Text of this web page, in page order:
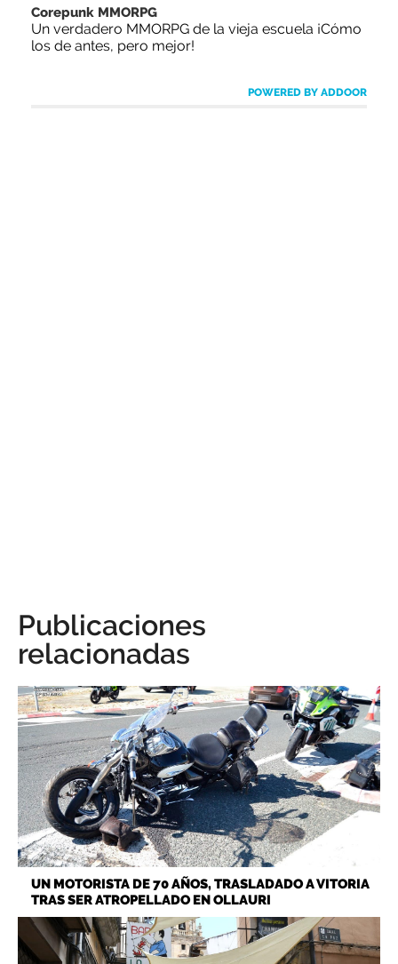
Corepunk MMORPG
Un verdadero MMORPG de la vieja escuela ¡Cómo
los de antes, pero mejor!
POWERED BY ADDOOR
Publicaciones
relacionadas
UN MOTORISTA DE 70 AÑOS, TRASLADADO A VITORIA
TRAS SER ATROPELLADO EN OLLAURI